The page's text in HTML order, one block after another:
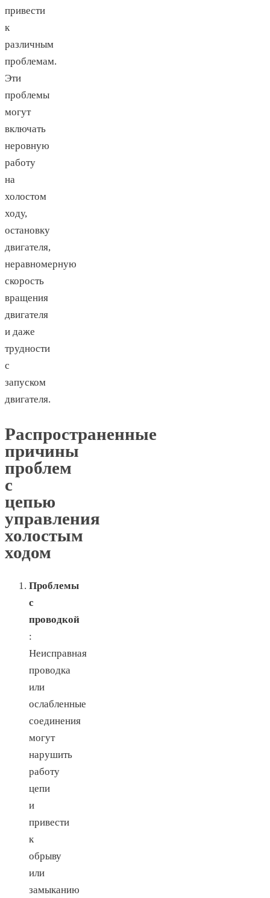
привести
к
различным
проблемам.
Эти
проблемы
могут
включать
неровную
работу
на
холостом
ходу,
остановку
двигателя,
неравномерную
скорость
вращения
двигателя
и даже
трудности
с
запуском
двигателя.
Распространенные
причины
проблем
с
цепью
управления
холостым
ходом
Проблемы
с
проводкой
:
Неисправная
проводка
или
ослабленные
соединения
могут
нарушить
работу
цепи
и
привести
к
обрыву
или
замыканию